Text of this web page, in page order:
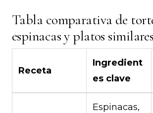
Tabla comparativa de
espinacas y platos similares
Receta
Ingredient
es clave
Espinacas,